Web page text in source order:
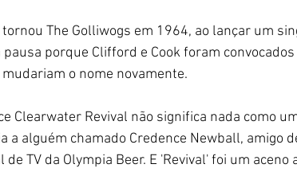
The Golliwogs em 1964, ao lançar um
porque Clifford e Cook foram
o nome novamente.
Clearwater Revival não significa nada como
a alguém chamado Credence Newball, amigo
TV da Olympia Beer. E 'Revival' foi um aceno